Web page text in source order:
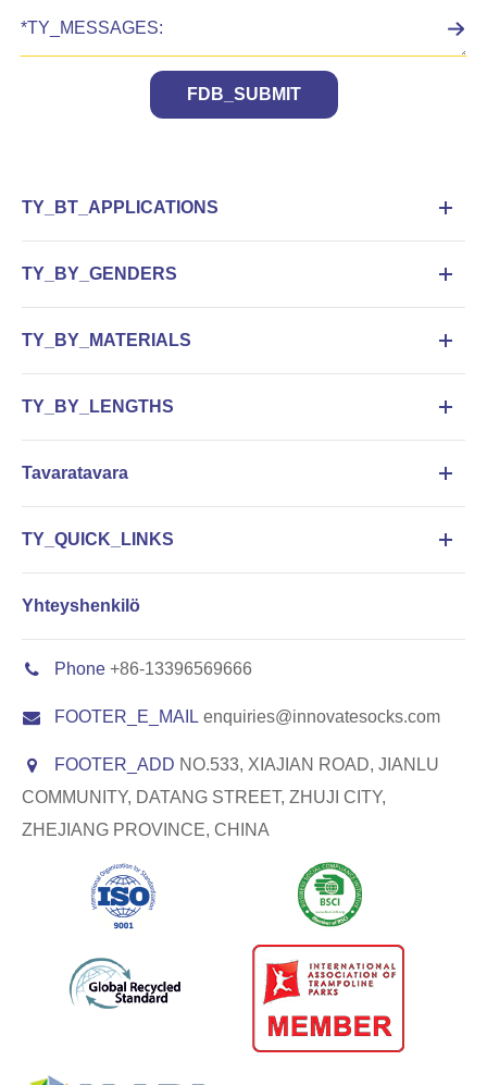
FDB_SUBMIT
TY_BT_APPLICATIONS
TY_BY_GENDERS
TY_BY_MATERIALS
TY_BY_LENGTHS
Tavaratavara
TY_QUICK_LINKS
Yhteyshenkilö
Phone +86-13396569666
FOOTER_E_MAIL enquiries@innovatesocks.com
FOOTER_ADD NO.533, XIAJIAN ROAD, JIANLU
COMMUNITY, DATANG STREET, ZHUJI CITY,
ZHEJIANG PROVINCE, CHINA